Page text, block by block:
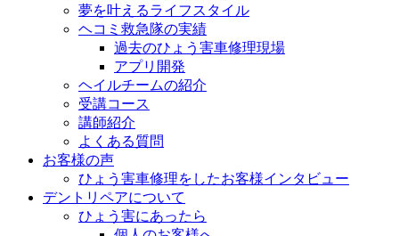
夢を叶えるライフスタイル
ヘコミ救急隊の実績
過去のひょう害車修理現場
アプリ開発
ヘイルチームの紹介
受講コース
講師紹介
よくある質問
お客様の声
ひょう害車修理をしたお客様インタビュー
デントリペアについて
ひょう害にあったら